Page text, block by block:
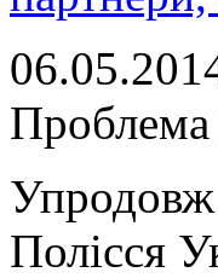
Проблема
Упродовж
Полісся